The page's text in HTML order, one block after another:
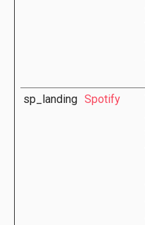
sp_landing Spotify